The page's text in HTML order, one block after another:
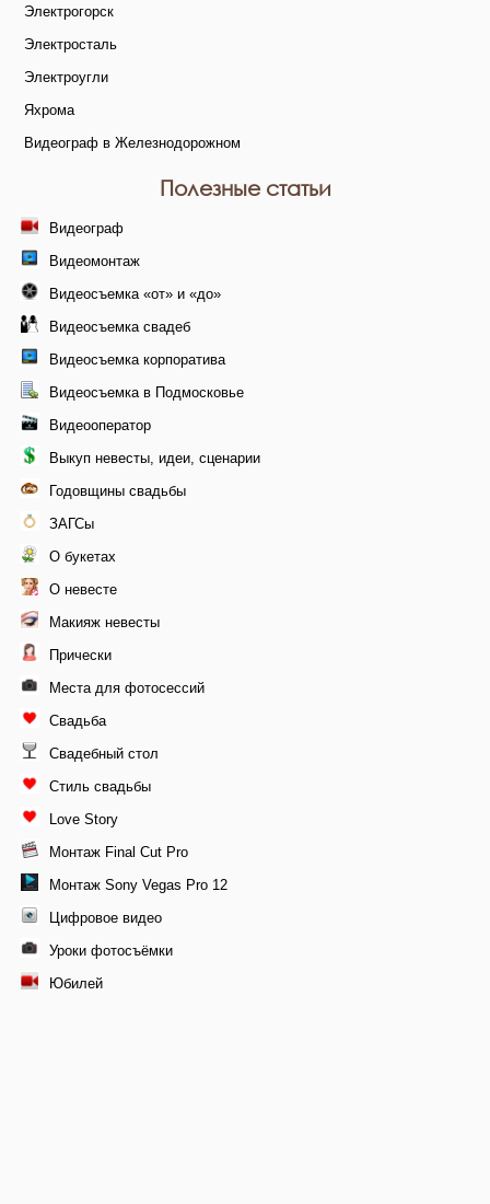
Электрогорск
Электросталь
Электроугли
Яхрома
Видеограф в Железнодорожном
Полезные статьи
Видеограф
Видеомонтаж
Видеосъемка «от» и «до»
Видеосъемка свадеб
Видеосъемка корпоратива
Видеосъемка в Подмосковье
Видеооператор
Выкуп невесты, идеи, сценарии
Годовщины свадьбы
ЗАГСы
О букетах
О невесте
Макияж невесты
Прически
Места для фотосессий
Свадьба
Свадебный стол
Стиль свадьбы
Love Story
Монтаж Final Cut Pro
Монтаж Sony Vegas Pro 12
Цифровое видео
Уроки фотосъёмки
Юбилей